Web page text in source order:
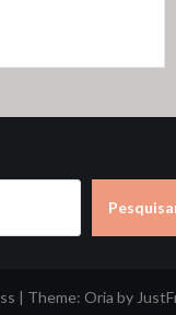
| Theme: Oria by